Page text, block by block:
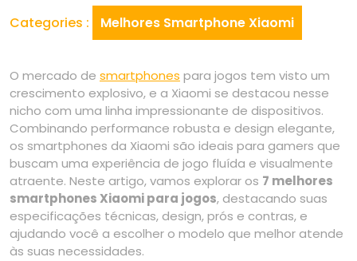
Categories : Melhores Smartphone Xiaomi
O mercado de smartphones para jogos tem visto um
crescimento explosivo, e a Xiaomi se destacou nesse
nicho com uma linha impressionante de dispositivos.
Combinando performance robusta e design elegante,
os smartphones da Xiaomi são ideais para gamers que
buscam uma experiência de jogo fluída e visualmente
atraente. Neste artigo, vamos explorar os 7 melhores
smartphones Xiaomi para jogos, destacando suas
especificações técnicas, design, prós e contras, e
ajudando você a escolher o modelo que melhor atende
às suas necessidades.